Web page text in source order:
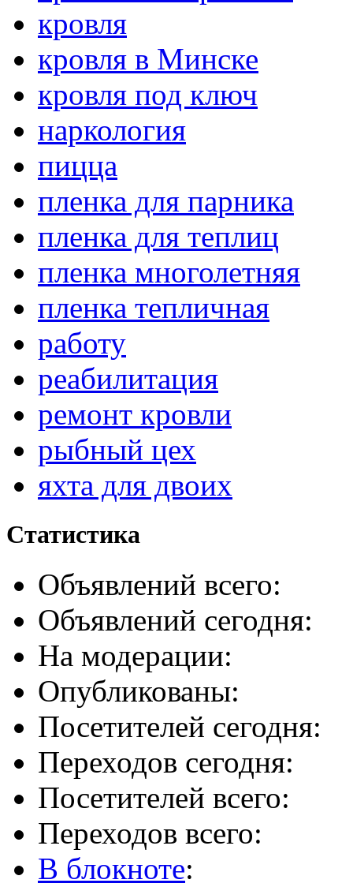
кровля
кровля в Минске
кровля под ключ
наркология
пицца
пленка для парника
пленка для теплиц
пленка многолетняя
пленка тепличная
работу
реабилитация
ремонт кровли
рыбный цех
яхта для двоих
Статистика
Объявлений всего:
Объявлений сегодня:
На модерации:
Опубликованы:
Посетителей сегодня:
Переходов сегодня:
Посетителей всего:
Переходов всего:
В блокноте: